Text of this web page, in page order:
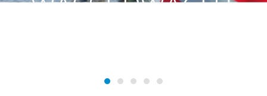
Wasserwacht Schondorf
Wasserwacht Schondorf
Wasserwacht Schondorf
Wasserwacht Schondorf